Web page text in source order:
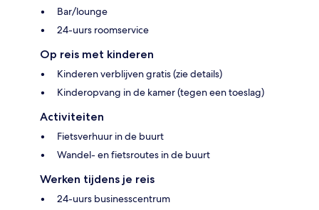
Bar/lounge
24-uurs roomservice
Op reis met kinderen
Kinderen verblijven gratis (zie details)
Kinderopvang in de kamer (tegen een toeslag)
Activiteiten
Fietsverhuur in de buurt
Wandel- en fietsroutes in de buurt
Werken tijdens je reis
24-uurs businesscentrum